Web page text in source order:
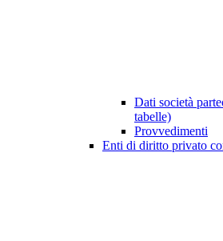
Dati società
tabelle)
Provvedimenti
Enti di diritto privato